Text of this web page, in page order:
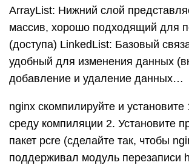
ArrayList: Нижний слой
массив, хорошо подходящий для
(доступа) LinkedList: Базовый
удобный для изменения данных
добавление и удаление данных…
nginx скомпилируйте и установите
среду компиляции 2. Установите
пакет pcre (сделайте так, чтобы
поддерживал модуль перезаписи